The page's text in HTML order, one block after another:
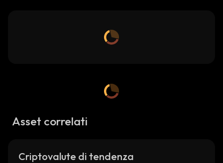
Asset correlati
Criptovalute di tendenza